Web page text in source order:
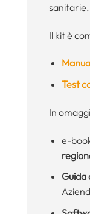
sanitarie.
Il kit è
Test
In
e-
Guida